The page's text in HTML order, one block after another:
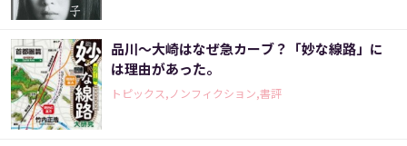
品川～大崎はなぜ急カーブ？「妙な線路」に
は理由があった。
トピックス,ノンフィクション,書評